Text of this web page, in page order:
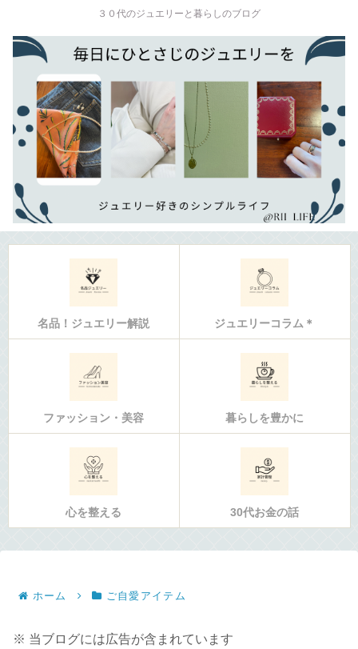
３０代のジュエリーと暮らしのブログ
名品！ジュエリー解説 ジュエリーコラム＊
ファッション・美容 暮らしを豊かに
心を整える 30代お金の話
ホーム ご自愛アイテム
※ 当ブログには広告が含まれています